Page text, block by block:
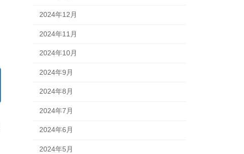
2024年12月
2024年11月
2024年10月
2024年9月
2024年8月
2024年7月
2024年6月
2024年5月